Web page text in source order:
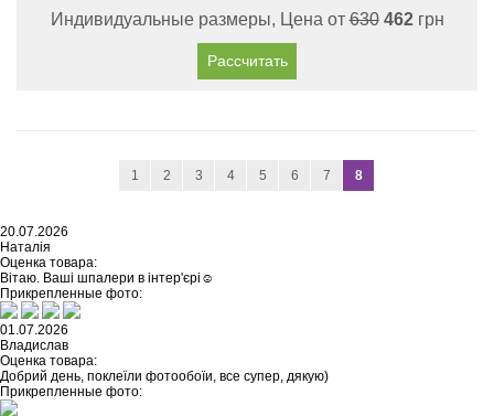
Индивидуальные размеры, Цена от630 462грн
Рассчитать
1 2 3 4 5 6 7 8
20.07.2026
Наталія
Оценка товара:
Вітаю. Ваші шпалери в інтер'єрі☺️
Прикрепленные фото:
01.07.2026
Владислав
Оценка товара:
Добрий день, поклеїли фотообоїи, все супер, дякую)
Прикрепленные фото: